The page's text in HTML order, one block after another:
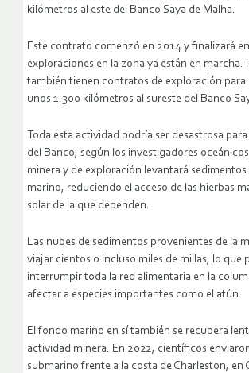
kilómetros al este del Banco Saya de Malha.
Este contrato comenzó en 2014 y finalizará
exploraciones en la zona ya están en marcha.
también tienen contratos de exploración para
unos 1.300 kilómetros al sureste del Banco
Toda esta actividad podría ser desastrosa
del Banco, según los investigadores
minera y de exploración levantará
marino, reduciendo el acceso de las hierbas
solar de la que dependen.
Las nubes de sedimentos provenientes de la
viajar cientos o incluso miles de millas, lo que
interrumpir toda la red alimentaria en la
afectar a especies importantes como el atún.
El fondo marino en sí también se recupera
actividad minera. En 2022, científicos
submarino frente a la costa de Charleston, en